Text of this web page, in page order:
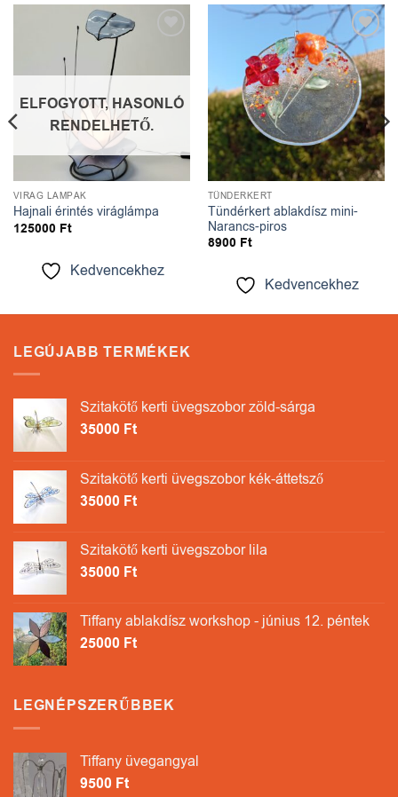
Kedvencekhez
ELFOGYOTT, HASONLÓ
RENDELHETŐ.
VIRÁG LÁMPÁK
Hajnali érintés viráglámpa
125000 Ft
Kedvencekhez
Kedvencekhez
TÜNDÉRKERT
Tündérkert ablakdísz mini-
Narancs-piros
8900 Ft
Kedvencekhez
LEGÚJABB TERMÉKEK
Szitakötő kerti üvegszobor zöld-sárga
35000 Ft
Szitakötő kerti üvegszobor kék-áttetsző
35000 Ft
Szitakötő kerti üvegszobor lila
35000 Ft
Tiffany ablakdísz workshop - június 12. péntek
25000 Ft
LEGNÉPSZERŰBBEK
Tiffany üvegangyal
9500 Ft